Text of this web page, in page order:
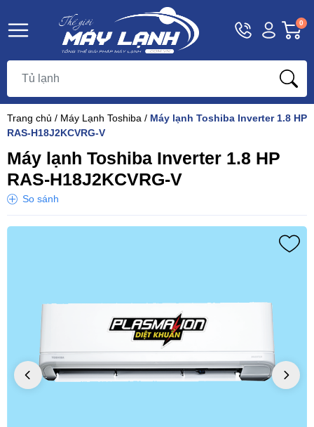
Hotline
1800
Tài
khoản
Khách
0
Trang chủ / Máy Lạnh Toshiba / Máy lạnh Toshiba Inverter 1.8 HP
RAS-H18J2KCVRG-V
Máy lạnh Toshiba Inverter 1.8 HP
RAS-H18J2KCVRG-V
So sánh